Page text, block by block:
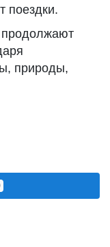
поездки.
продолжают
природы,